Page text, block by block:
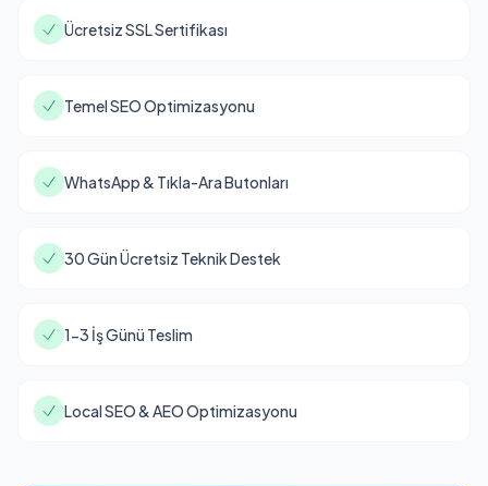
Ücretsiz SSL Sertifikası
Temel SEO Optimizasyonu
WhatsApp & Tıkla-Ara Butonları
30 Gün Ücretsiz Teknik Destek
1-3 İş Günü Teslim
Local SEO & AEO Optimizasyonu